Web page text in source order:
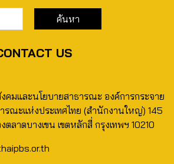
US
คมและนโยบายสาธารณะ องค์การกระจาย
รณะแห่งประเทศไทย (สำนักงานใหญ่) 145
ลาดบางเขน เขตหลักสี่ กรุงเทพฯ 10210